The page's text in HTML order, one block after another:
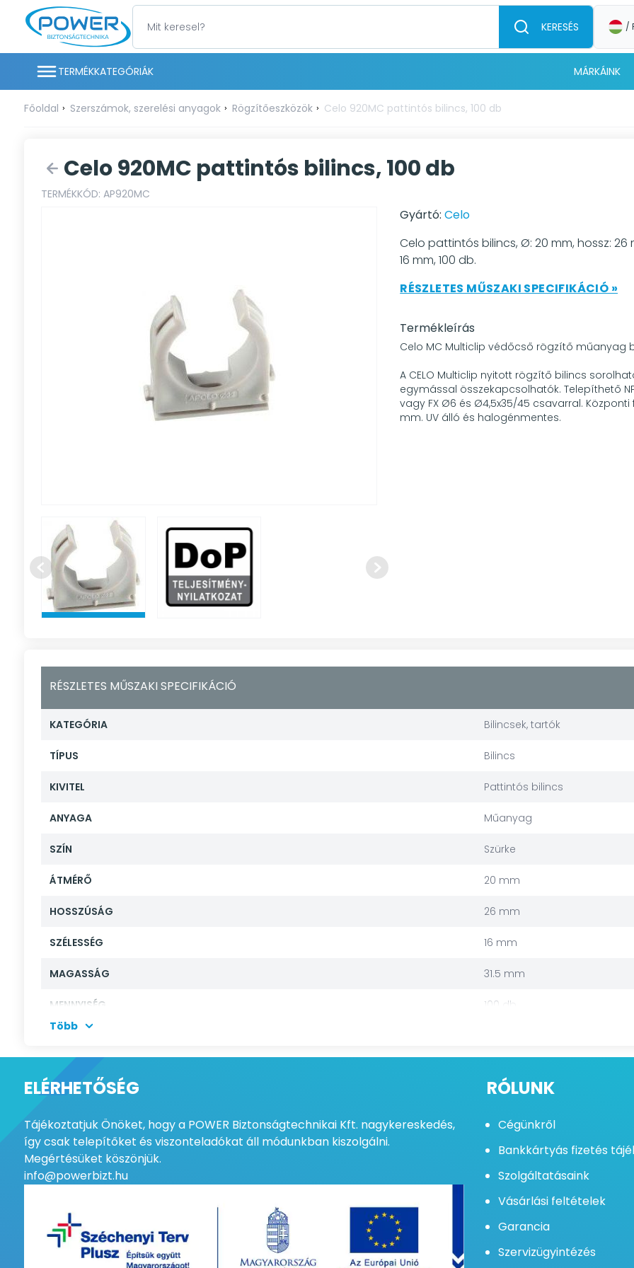
TERMÉKKATEGÓRIÁK
KERESÉS /
MÁRKÁINK
Főoldal Szerszámok, szerelési anyagok Rögzítőeszközök Celo 920MC pattintós bilincs, 100 db
Celo 920MC pattintós bilincs, 100 db
TERMÉKKÓD: AP920MC
Gyártó:Celo
Celo pattintós bilincs, Ø: 20 mm, hossz: 26
16 mm, 100 db.
RÉSZLETES MŰSZAKI SPECIFIKÁCIÓ »
Termékleírás
Celo MC Multiclip védőcső rögzítő műanyag
A CELO Multiclip nyitott rögzítő bilincs
egymással összekapcsolhatók. Telepíthető
vagy FX Ø6 és Ø4,5x35/45 csavarral.
mm. UV álló és halogénmentes.
RÉSZLETES MŰSZAKI SPECIFIKÁCIÓ
KATEGÓRIA Bilincsek, tartók
TÍPUS Bilincs
KIVITEL Pattintós bilincs
ANYAGA Műanyag
SZÍN Szürke
ÁTMÉRŐ 20 mm
HOSSZÚSÁG 26 mm
SZÉLESSÉG 16 mm
MAGASSÁG 31.5 mm
MENNYISÉG
100 db
Több
ELÉRHETŐSÉG
Tájékoztatjuk Önöket, hogy a POWER Biztonságtechnikai Kft. nagykereskedés,
így csak telepítőket és viszonteladókat áll módunkban kiszolgálni.
Megértésüket köszönjük.
info@powerbizt.hu
RÓLUNK
Cégünkről
Bankkártyás fizetés
Szolgáltatásaink
Vásárlási feltételek
Garancia
Szervizügyintézés